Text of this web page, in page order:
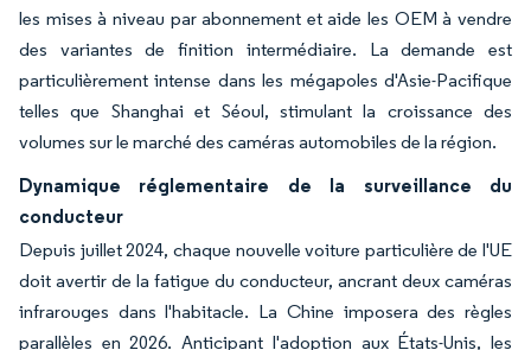
les mises à niveau par abonnement et aide les OEM à vendre
des variantes de finition intermédiaire. La demande est
particulièrement intense dans les mégapoles d'Asie-Pacifique
telles que Shanghai et Séoul, stimulant la croissance des
volumes sur le marché des caméras automobiles de la région.
Dynamique réglementaire de la surveillance du
conducteur
Depuis juillet 2024, chaque nouvelle voiture particulière de l'UE
doit avertir de la fatigue du conducteur, ancrant deux caméras
infrarouges dans l'habitacle. La Chine imposera des règles
parallèles en 2026. Anticipant l'adoption aux États-Unis, les